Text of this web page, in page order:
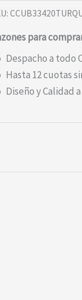
para
Despacho a todo
Hasta 12 cuotas
Diseño y Calidad